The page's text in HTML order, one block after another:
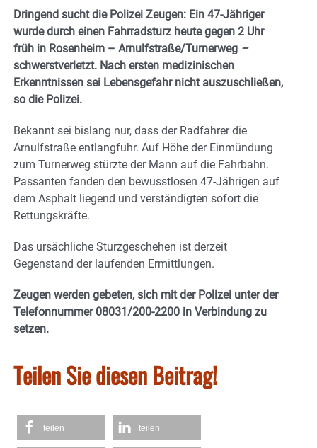
Dringend sucht die Polizei Zeugen: Ein 47-Jähriger
wurde durch einen Fahrradsturz heute gegen 2 Uhr
früh in Rosenheim – Arnulfstraße/Turnerweg –
schwerstverletzt. Nach ersten medizinischen
Erkenntnissen sei Lebensgefahr nicht auszuschließen,
so die Polizei.
Bekannt sei bislang nur, dass der Radfahrer die
Arnulfstraße entlangfuhr. Auf Höhe der Einmündung
zum Turnerweg stürzte der Mann auf die Fahrbahn.
Passanten fanden den bewusstlosen 47-Jährigen auf
dem Asphalt liegend und verständigten sofort die
Rettungskräfte.
Das ursächliche Sturzgeschehen ist derzeit
Gegenstand der laufenden Ermittlungen.
Zeugen werden gebeten, sich mit der Polizei unter der
Telefonnummer 08031/200-2200 in Verbindung zu
setzen.
Teilen Sie diesen Beitrag!
teilen teilen